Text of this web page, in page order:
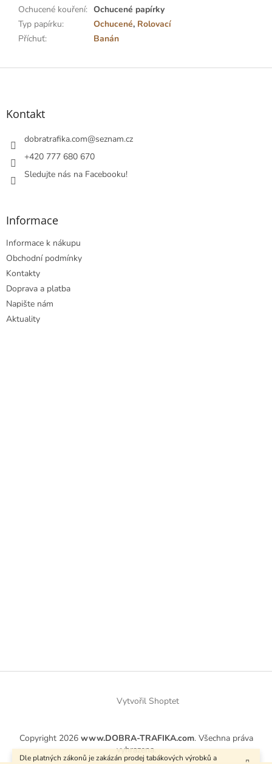
Dle platných zákonů je zakázán prodej tabákových výrobků a
Ochucené kouření: Ochucené papírky
Typ papírku: Ochucené, Rolovací
Příchuť: Banán
Z
Kontakt
dobratrafika.com@seznam.cz
+420 777 680 670
Sledujte nás na Facebooku!
Informace
Informace k nákupu
Obchodní podmínky
Kontakty
Doprava a platba
Napište nám
Aktuality
Vytvořil Shoptet
Copyright 2026 www.DOBRA-TRAFIKA.com. Všechna práva
vyhrazena.